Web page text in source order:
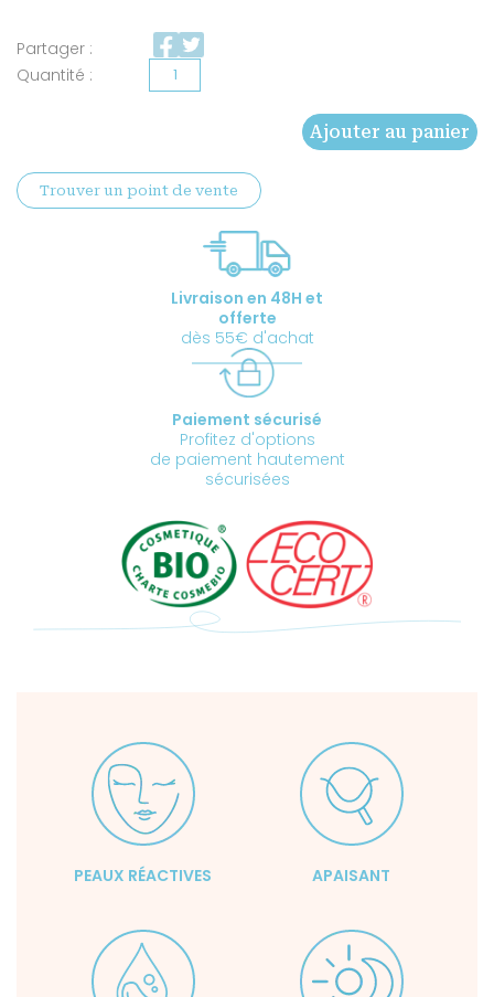
Partager :
quantité
de
calendula
Ajouter au panier
Trouver un point de vente
Livraison en 48H et
offerte
dès 55€ d'achat
Paiement sécurisé
Profitez d'options
de paiement hautement
sécurisées
PEAUX RÉACTIVES APAISANT